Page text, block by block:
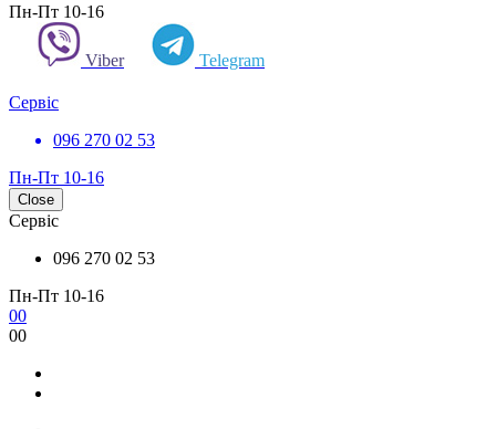
Пн-Пт 10-16
Viber Telegram
Сервіс
096 270 02 53
Пн-Пт 10-16
Close
Сервіс
096 270 02 53
Пн-Пт 10-16
00
00